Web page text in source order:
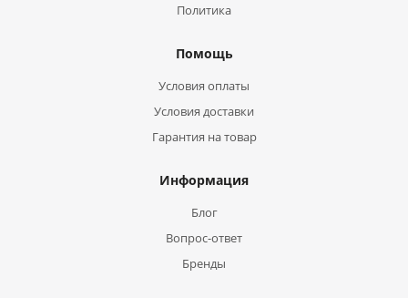
Политика
Помощь
Условия оплаты
Условия доставки
Гарантия на товар
Информация
Блог
Вопрос-ответ
Бренды